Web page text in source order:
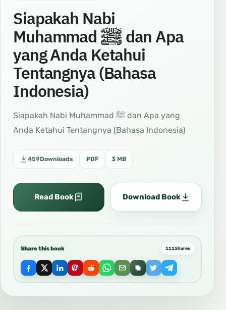
Siapakah Nabi
Muhammad ﷺ dan Apa
yang Anda Ketahui
Tentangnya (Bahasa
Indonesia)
Siapakah Nabi Muhammad ﷺ dan Apa yang
Anda Ketahui Tentangnya (Bahasa Indonesia)
459Downloads PDF 3 MB
Read Book Download Book
Share this book 111Shares